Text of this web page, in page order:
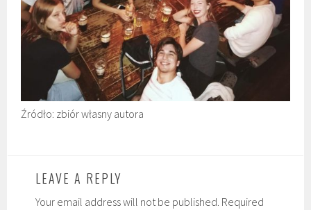
Źródło: zbiór własny autora
LEAVE A REPLY
Your email address will not be published. Required